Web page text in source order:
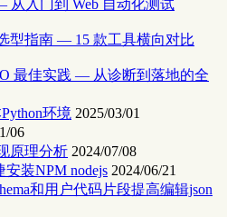
从入门到 Web 自动化测试
型指南 — 15 款工具横向对比
最佳实践 — 从诊断到落地的全
环境 2025/03/01
06
原理分析 2024/07/08
装NPM nodejs 2024/06/21
和用户代码片段提高编辑json